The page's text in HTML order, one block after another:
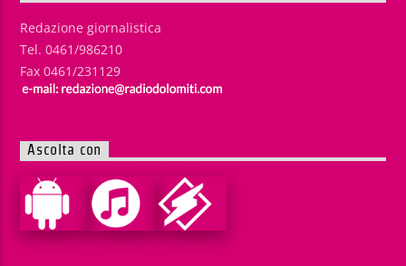
Redazione giornalistica
Tel. 0461/986210
Fax 0461/231129
Ascolta con